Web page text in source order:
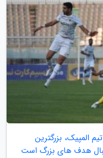
المپیک، بزرگترین
هدف های بزرگ است